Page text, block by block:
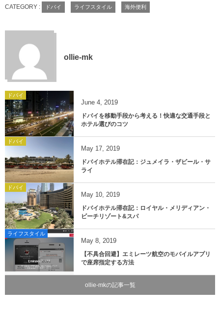
CATEGORY : ドバイ ライフスタイル 海外便利
ollie-mk
ドバイ
June 4
2019
ドバイを移動手段から考える！快適な交通手段と
ホテル選びのコツ
ドバイ
May 17
2019
ドバイホテル滞在記：ジュメイラ・ザビール・サ
ライ
ドバイ
May 10
2019
ドバイホテル滞在記：ロイヤル・メリディアン・
ビーチリゾート&スパ
ライフスタイル
May 8
2019
【不具合回避】エミレーツ航空のモバイルアプリ
で座席指定する方法
ollie-mkの記事一覧